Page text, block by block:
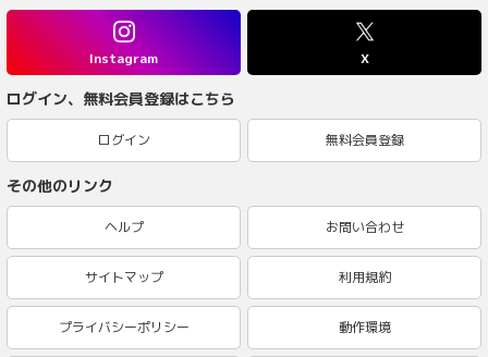
Instagram X
ログイン、無料会員登録はこちら
ログイン 無料会員登録
その他のリンク
ヘルプ お問い合わせ
サイトマップ 利用規約
プライバシーポリシー 動作環境